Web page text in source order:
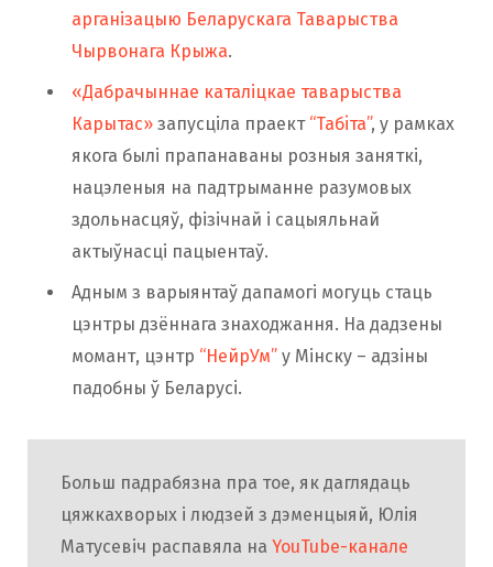
арганізацыю Беларускага Таварыства
Чырвонага Крыжа.
«Дабрачыннае каталіцкае таварыства
Карытас» запусціла праект “Табiта”, у рамках
якога былі прапанаваны розныя заняткі,
нацэленыя на падтрыманне разумовых
здольнасцяў, фізічнай і сацыяльнай
актыўнасці пацыентаў.
Адным з варыянтаў дапамогі могуць стаць
цэнтры дзённага знаходжання. На дадзены
момант, цэнтр “НейрУм” у Мінску – адзіны
падобны ў Беларусі.
Больш падрабязна пра тое, як даглядаць
цяжкахворых і людзей з дэменцыяй, Юлія
Матусевіч распавяла на YouTube-канале